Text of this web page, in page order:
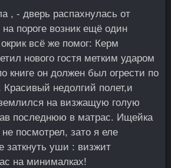
, - дверь распахнулась от
пороге возник ещё один
всё же помог: Керм
нового гостя метким ударом
книге он должен был огрести по
Красивый недолгий полет,и
на визжащую голую
последнюю в матрас. Ищейка
посмотрел, зато я еле
заткнуть уши : визжит
на минималках!